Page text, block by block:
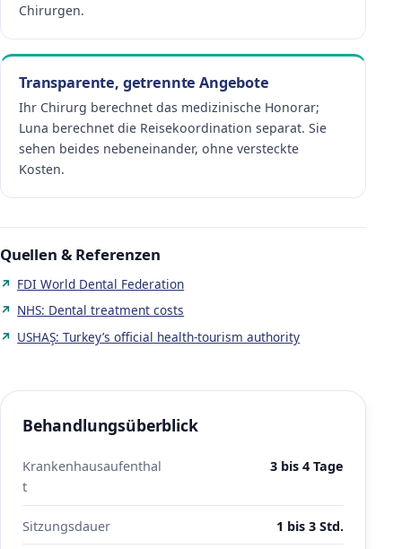
Chirurgen.
Transparente, getrennte Angebote
Ihr Chirurg berechnet das medizinische Honorar;
Luna berechnet die Reisekoordination separat. Sie
sehen beides nebeneinander, ohne versteckte
Kosten.
Quellen & Referenzen
FDI World Dental Federation
NHS: Dental treatment costs
USHAŞ: Turkey’s official health-tourism authority
Behandlungsüberblick
Krankenhausaufenthal
t
3 bis 4 Tage
Sitzungsdauer 1 bis 3 Std.